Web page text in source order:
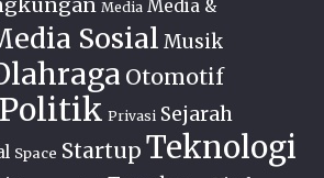
Media Media &
Sosial Musik
Otomotif
Politik Privasi Sejarah
Space Startup Teknologi